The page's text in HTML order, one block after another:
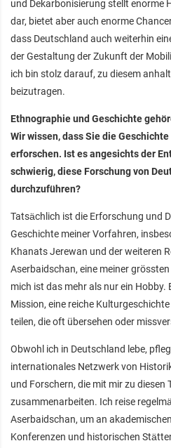
und Dekarbonisierung stellt enorme
dar, bietet aber auch enorme
dass Deutschland auch weiterhin
der Gestaltung der Zukunft der
ich bin stolz darauf, zu diesem
beizutragen.
Ethnographie und Geschichte
Wir wissen, dass Sie die
erforschen. Ist es angesichts der
schwierig, diese Forschung von
durchzuführen?
Tatsächlich ist die Erforschung und
Geschichte meiner Vorfahren,
Khanats Jerewan und der weiteren
Aserbaidschan, eine meiner
mich ist das mehr als nur ein Hobby.
Mission, eine reiche
teilen, die oft übersehen oder
Obwohl ich in Deutschland lebe,
internationales Netzwerk von
und Forschern, die mit mir zu diesen
zusammenarbeiten. Ich reise
Aserbaidschan, um an
Konferenzen und historischen